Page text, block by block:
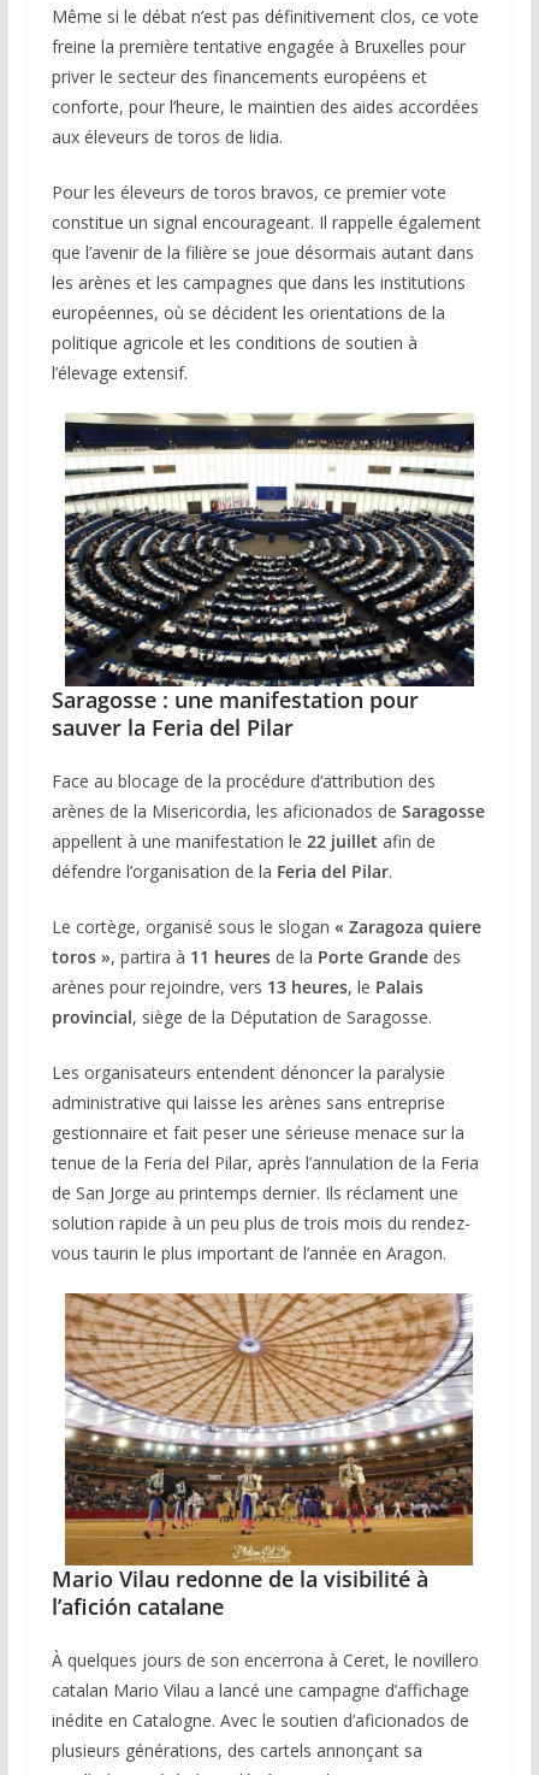
Même si le débat n’est pas définitivement clos, ce vote
freine la première tentative engagée à Bruxelles pour
priver le secteur des financements européens et
conforte, pour l’heure, le maintien des aides accordées
aux éleveurs de toros de lidia.
Pour les éleveurs de toros bravos, ce premier vote
constitue un signal encourageant. Il rappelle également
que l’avenir de la filière se joue désormais autant dans
les arènes et les campagnes que dans les institutions
européennes, où se décident les orientations de la
politique agricole et les conditions de soutien à
l’élevage extensif.
Saragosse : une manifestation pour
sauver la Feria del Pilar
Face au blocage de la procédure d’attribution des
arènes de la Misericordia, les aficionados de Saragosse
appellent à une manifestation le 22 juillet afin de
défendre l’organisation de la Feria del Pilar.
Le cortège, organisé sous le slogan « Zaragoza quiere
toros », partira à 11 heuresde la Porte Grandedes
arènes pour rejoindre, vers 13 heures, le Palais
provincial, siège de la Députation de Saragosse.
Les organisateurs entendent dénoncer la paralysie
administrative qui laisse les arènes sans entreprise
gestionnaire et fait peser une sérieuse menace sur la
tenue de la Feria del Pilar, après l’annulation de la Feria
de San Jorge au printemps dernier. Ils réclament une
solution rapide à un peu plus de trois mois du rendez-
vous taurin le plus important de l’année en Aragon.
Mario Vilau redonne de la visibilité à
l’afición catalane
À quelques jours de son encerrona à Ceret, le novillero
catalan Mario Vilau a lancé une campagne d’affichage
inédite en Catalogne. Avec le soutien d’aficionados de
plusieurs générations, des cartels annonçant sa